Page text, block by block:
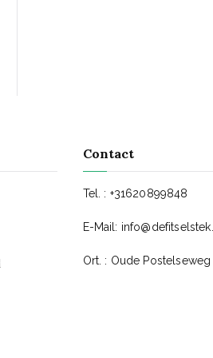
Contact
Tel. : +31620899848
E-Mail:
Ort. : Oude Postelseweg